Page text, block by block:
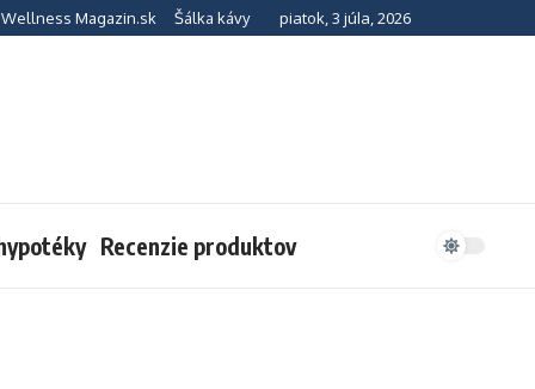
Wellness Magazin.sk Šálka kávy piatok, 3 júla, 2026
Recenzie produktov